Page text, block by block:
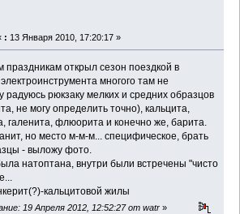
: 13 Января 2010, 17:20:17 »
праздникам открыл сезон поездкой в
многого там не
радуюсь рюкзаку мелких и средних образцов
не могу определить точно), кальцита,
галенита, флюорита и конечно же, барита.
но место м-м-м... специфическое, брать
- выложу фото.
натоптана, внутри были встречены "чисто
кальцитовой жилы
19 Апреля 2012, 12:52:27 от watr »